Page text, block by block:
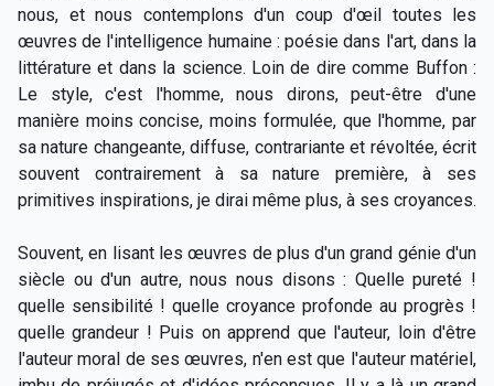
nous, et nous contemplons d'un coup d'œil toutes les
œuvres de l'intelligence humaine : poésie dans l'art, dans la
littérature et dans la science. Loin de dire comme Buffon :
Le style, c'est l'homme, nous dirons, peut-être d'une
manière moins concise, moins formulée, que l'homme, par
sa nature changeante, diffuse, contrariante et révoltée, écrit
souvent contrairement à sa nature première, à ses
primitives inspirations, je dirai même plus, à ses croyances.
Souvent, en lisant les œuvres de plus d'un grand génie d'un
siècle ou d'un autre, nous nous disons : Quelle pureté !
quelle sensibilité ! quelle croyance profonde au progrès !
quelle grandeur ! Puis on apprend que l'auteur, loin d'être
l'auteur moral de ses œuvres, n'en est que l'auteur matériel,